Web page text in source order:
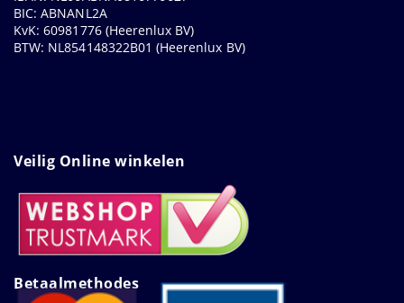
BIC: ABNANL2A
KvK: 60981776 (Heerenlux BV)
BTW: NL854148322B01 (Heerenlux BV)
Veilig Online winkelen
Betaalmethodes